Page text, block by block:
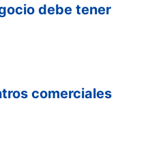
debe tener
comerciales